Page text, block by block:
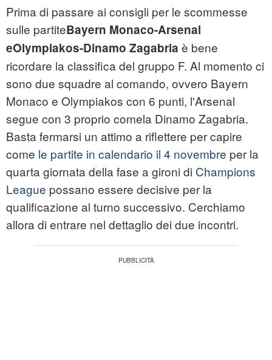
Prima di passare ai consigli per le scommesse
sulle partiteBayern Monaco-Arsenal
eOlympiakos-Dinamo Zagabria è bene
ricordare la classifica del gruppo F. Al momento ci
sono due squadre al comando, ovvero Bayern
Monaco e Olympiakos con 6 punti, l'Arsenal
segue con 3 proprio comela Dinamo Zagabria.
Basta fermarsi un attimo a riflettere per capire
come le partite in calendario il 4 novembre per la
quarta giornata della fase a gironi di Champions
League possano essere decisive per la
qualificazione al turno successivo. Cerchiamo
allora di entrare nel dettaglio dei due incontri.